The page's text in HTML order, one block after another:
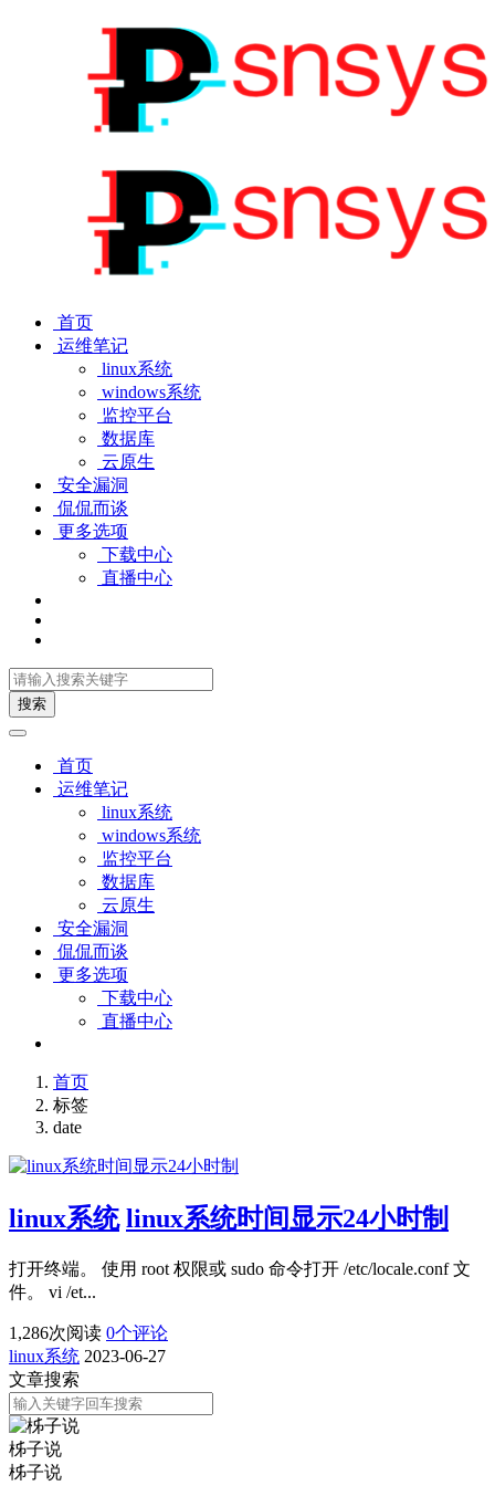
首页
运维笔记
linux系统
windows系统
监控平台
数据库
云原生
安全漏洞
侃侃而谈
更多选项
下载中心
直播中心
搜索
首页
运维笔记
linux系统
windows系统
监控平台
数据库
云原生
安全漏洞
侃侃而谈
更多选项
下载中心
直播中心
首页
标签
date
linux系统 linux系统时间显示24小时制
打开终端。 使用 root 权限或 sudo 命令打开 /etc/locale.conf 文
件。 vi /et...
1,286次阅读 0个评论
linux系统 2023-06-27
文章搜索
柹子说
柹子说